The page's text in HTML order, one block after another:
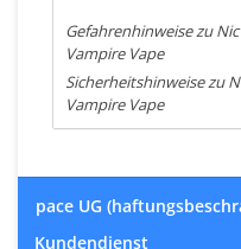
Gefahrenhinweise zu
Vampire Vape
Sicherheitshinweise zu
Vampire Vape
pace UG
Kundendienst